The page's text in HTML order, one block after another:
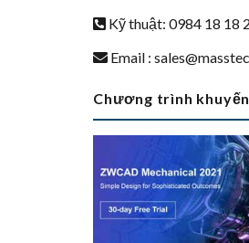
Kỹ thuật: 0984 18 18
Email :
Chương trình